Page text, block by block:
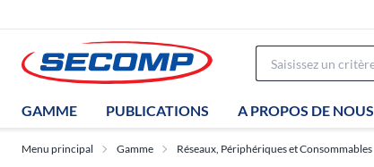
GAMME PUBLICATIONS A PROPOS DE NOUS
Menu principal Gamme Réseaux, Périphériques et Consommables